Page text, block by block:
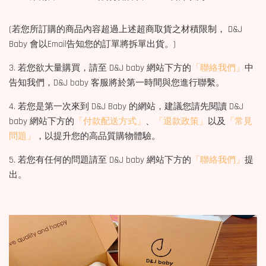
(若您所訂購的商品內容超過上述超商取貨之材積限制， D&J
Baby 會以Email告知您的訂單將拆單出貨。)
3. 若您欲大量購買，請至 D&J baby 網站下方的 「聯絡我們」 中
告知我們，D&J baby 客服將於第一時間與您進行聯繫。
4. 若您是第一次來到 D&J Baby 的網站，建議您請先閱讀 D&J
baby 網站下方的 「付款配送方式」 、 「退款政策」 以及
「常見
問題」
，以提升您的高品質購物體驗。
5. 若您有任何的問題請至 D&J baby 網站下方的 「聯絡我們」 提
出。